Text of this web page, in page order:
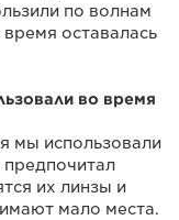
по волнам
время оставалась
во время
мы использовали
предпочитал
их линзы и
мало места.